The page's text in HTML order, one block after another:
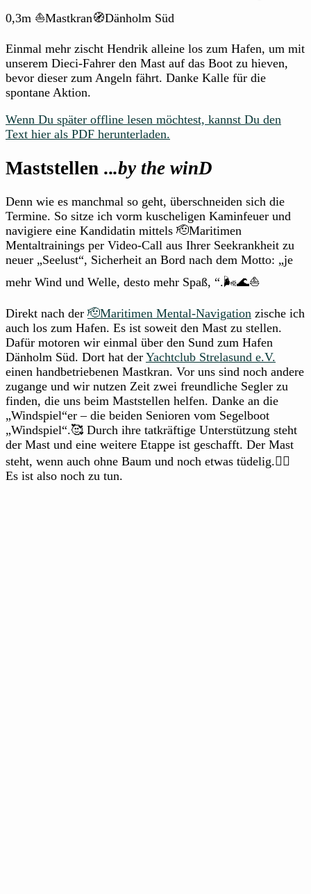
0,3m ⛵Mastkran🧭Dänholm Süd
Einmal mehr zischt Hendrik alleine los zum Hafen, um mit
unserem Dieci-Fahrer den Mast auf das Boot zu hieven,
bevor dieser zum Angeln fährt. Danke Kalle für die
spontane Aktion.
Wenn Du später offline lesen möchtest, kannst Du den
Text hier als PDF herunterladen.
Maststellen ...by the winD
Denn wie es manchmal so geht, überschneiden sich die
Termine. So sitze ich vorm kuscheligen Kaminfeuer und
navigiere eine Kandidatin mittels 🫡Maritimen
Mentaltrainings per Video-Call aus Ihrer Seekrankheit zu
neuer „Seelust“, Sicherheit an Bord nach dem Motto: „je
mehr Wind und Welle, desto mehr Spaß, “.🌬️🌊⛵
Direkt nach der 🫡Maritimen Mental-Navigation zische ich
auch los zum Hafen. Es ist soweit den Mast zu stellen.
Dafür motoren wir einmal über den Sund zum Hafen
Dänholm Süd. Dort hat der Yachtclub Strelasund e.V.
einen handbetriebenen Mastkran. Vor uns sind noch andere
zugange und wir nutzen Zeit zwei freundliche Segler zu
finden, die uns beim Maststellen helfen. Danke an die
„Windspiel“er – die beiden Senioren vom Segelboot
„Windspiel“.🥰 Durch ihre tatkräftige Unterstützung steht
der Mast und eine weitere Etappe ist geschafft. Der Mast
steht, wenn auch ohne Baum und noch etwas tüdelig.🤷‍♀️
Es ist also noch zu tun.